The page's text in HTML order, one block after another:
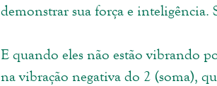
demonstrar sua força e inteligência.
E quando eles não estão vibrando
na vibração negativa do 2 (soma),